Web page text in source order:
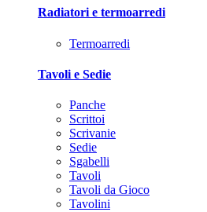
Radiatori e termoarredi
Termoarredi
Tavoli e Sedie
Panche
Scrittoi
Scrivanie
Sedie
Sgabelli
Tavoli
Tavoli da Gioco
Tavolini